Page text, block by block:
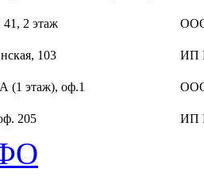
41, 2 этаж
103 ИП
(1 этаж), оф.1
205 ИП